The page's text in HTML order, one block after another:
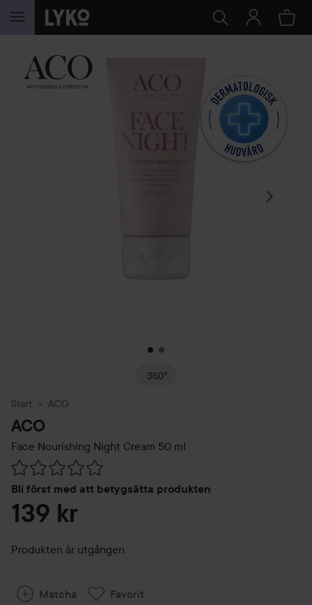
HOPPA TILL INNEHÅLLET
HOPPA ÖVER SEKTIONEN
360°
Start ACO
ACO
Face Nourishing Night Cream 50 ml
Bli först med att betygsätta produkten
Hoppa till Betyg & kommentarer
139 kr
Produkten är utgången
Matcha Favorit